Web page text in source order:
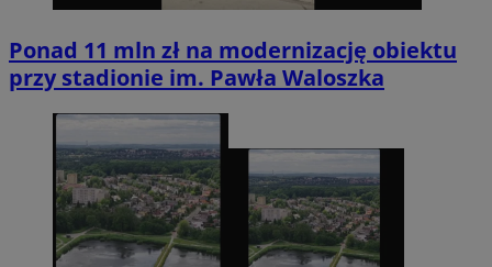
Ponad 11 mln zł na modernizację obiektu
przy stadionie im. Pawła Waloszka